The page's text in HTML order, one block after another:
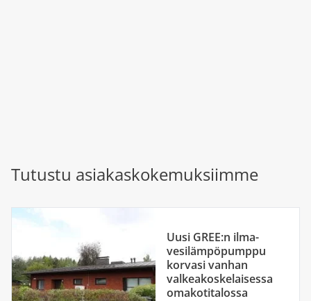
Tutustu asiakaskokemuksiimme
Uusi GREE:n ilma-
vesilämpöpumppu
korvasi vanhan
valkeakoskelaisessa
omakotitalossa